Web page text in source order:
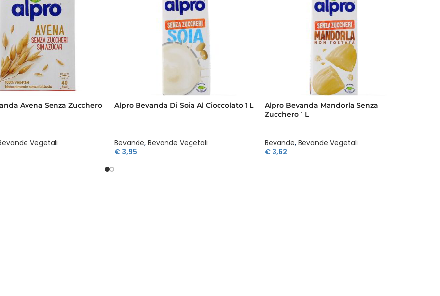
Avena Senza Zucchero
Vegetali
Alpro Bevanda Di Soia Al Cioccolato 1 L
Bevande, Bevande Vegetali
€ 3,95
Alpro Bevanda Mandorla Senza
Zucchero 1 L
Bevande, Bevande Vegetali
€3,62